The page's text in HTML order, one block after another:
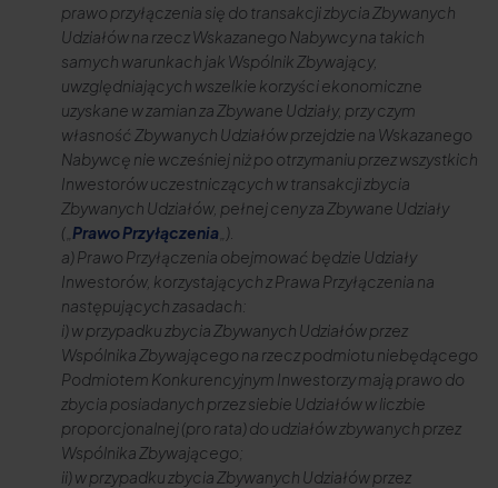
prawo przyłączenia się do transakcji zbycia Zbywanych
Udziałów na rzecz Wskazanego Nabywcy na takich
samych warunkach jak Wspólnik Zbywający,
uwzględniających wszelkie korzyści ekonomiczne
uzyskane w zamian za Zbywane Udziały, przy czym
własność Zbywanych Udziałów przejdzie na Wskazanego
Nabywcę nie wcześniej niż po otrzymaniu przez wszystkich
Inwestorów uczestniczących w transakcji zbycia
Zbywanych Udziałów, pełnej ceny za Zbywane Udziały
(„ Prawo Przyłączenia „).
a) Prawo Przyłączenia obejmować będzie Udziały
Inwestorów, korzystających z Prawa Przyłączenia na
następujących zasadach:
i) w przypadku zbycia Zbywanych Udziałów przez
Wspólnika Zbywającego na rzecz podmiotu niebędącego
Podmiotem Konkurencyjnym Inwestorzy mają prawo do
zbycia posiadanych przez siebie Udziałów w liczbie
proporcjonalnej (pro rata) do udziałów zbywanych przez
Wspólnika Zbywającego;
ii) w przypadku zbycia Zbywanych Udziałów przez